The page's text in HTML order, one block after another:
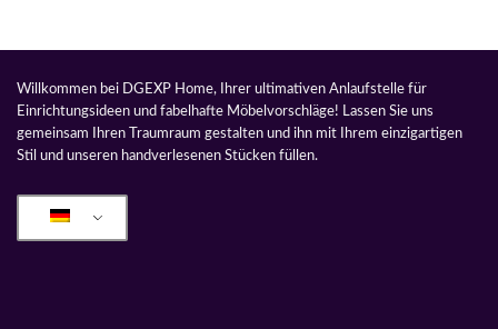
Willkommen bei DGEXP Home, Ihrer ultimativen Anlaufstelle für
Einrichtungsideen und fabelhafte Möbelvorschläge! Lassen Sie uns
gemeinsam Ihren Traumraum gestalten und ihn mit Ihrem einzigartigen
Stil und unseren handverlesenen Stücken füllen.